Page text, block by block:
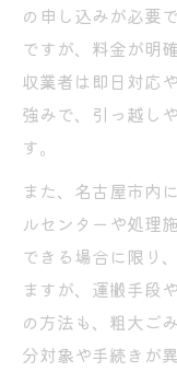
の申し込みが必要
ですが、料金が明
収業者は即日対応
強みで、引っ越し
す。
また、名古屋市内
ルセンターや処理
できる場合に限り
ますが、運搬手段
の方法も、粗大ご
分対象や手続きが